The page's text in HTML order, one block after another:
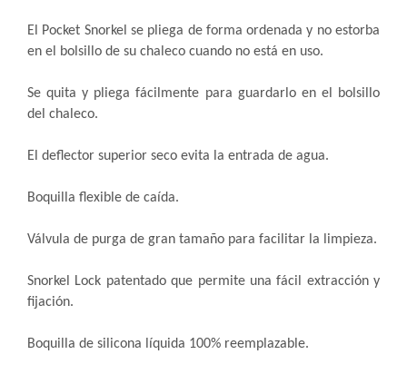
El Pocket Snorkel se pliega de forma ordenada y no estorba
en el bolsillo de su chaleco cuando no está en uso.
Se quita y pliega fácilmente para guardarlo en el bolsillo
del chaleco.
El deflector superior seco evita la entrada de agua.
Boquilla flexible de caída.
Válvula de purga de gran tamaño para facilitar la limpieza.
Snorkel Lock patentado que permite una fácil extracción y
fijación.
Boquilla de silicona líquida 100% reemplazable.